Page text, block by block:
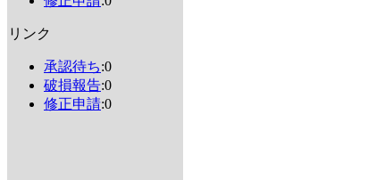
リンク
承認待ち:0
破損報告:0
修正申請:0